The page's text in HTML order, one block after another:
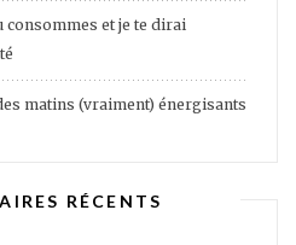
et je te dirai
matins (vraiment) énergisants
RÉCENTS